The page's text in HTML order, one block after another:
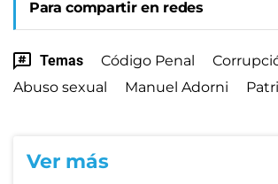
Para compartir en redes
Temas Código Penal
Abuso sexual
Manuel Adorni
Ver más